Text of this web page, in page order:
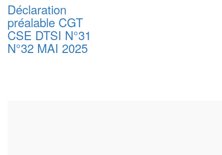
Déclaration
préalable CGT
CSE DTSI N°31
N°32 MAI 2025